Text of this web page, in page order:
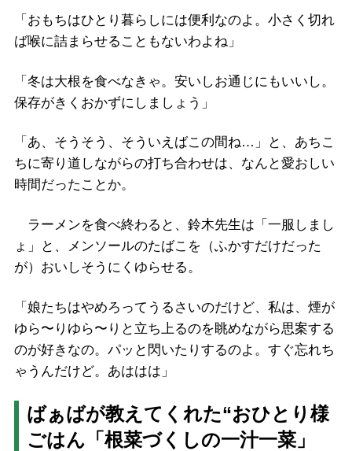
「おもちはひとり暮らしには便利なのよ。小さく切れ
ば喉に詰まらせることもないわよね」
「冬は大根を食べなきゃ。安いしお通じにもいいし。
保存がきくおかずにしましょう」
「あ、そうそう、そういえばこの間ね…」と、あちこ
ちに寄り道しながらの打ち合わせは、なんと愛おしい
時間だったことか。
ラーメンを食べ終わると、鈴木先生は「一服しまし
ょ」と、メンソールのたばこを（ふかすだけだった
が）おいしそうにくゆらせる。
「娘たちはやめろってうるさいのだけど、私は、煙が
ゆら〜りゆら〜りと立ち上るのを眺めながら思案する
のが好きなの。パッと閃いたりするのよ。すぐ忘れち
ゃうんだけど。あははは」
ばぁばが教えてくれた“おひとり様
ごはん「根菜づくしの一汁一菜」